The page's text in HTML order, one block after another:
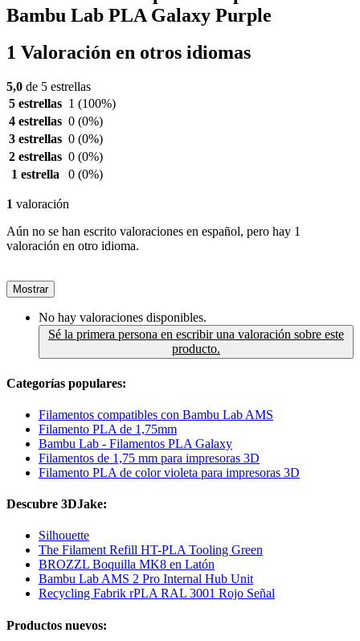
Bambu Lab PLA Galaxy Purple
1 Valoración en otros idiomas
5,0 de 5 estrellas
5 estrellas 1 (100%)
4 estrellas 0 (0%)
3 estrellas 0 (0%)
2 estrellas 0 (0%)
1 estrella
0 (0%)
1 valoración
Aún no se han escrito valoraciones en español, pero hay 1
valoración en otro idioma.
Mostrar
No hay valoraciones disponibles.
Sé la primera persona en escribir una valoración sobre este
producto.
Categorías populares:
Filamentos compatibles con Bambu Lab AMS
Filamento PLA de 1,75mm
Bambu Lab - Filamentos PLA Galaxy
Filamentos de 1,75 mm para impresoras 3D
Filamento PLA de color violeta para impresoras 3D
Descubre 3DJake:
Silhouette
The Filament Refill HT-PLA Tooling Green
BROZZL Boquilla MK8 en Latón
Bambu Lab AMS 2 Pro Internal Hub Unit
Recycling Fabrik rPLA RAL 3001 Rojo Señal
Productos nuevos: